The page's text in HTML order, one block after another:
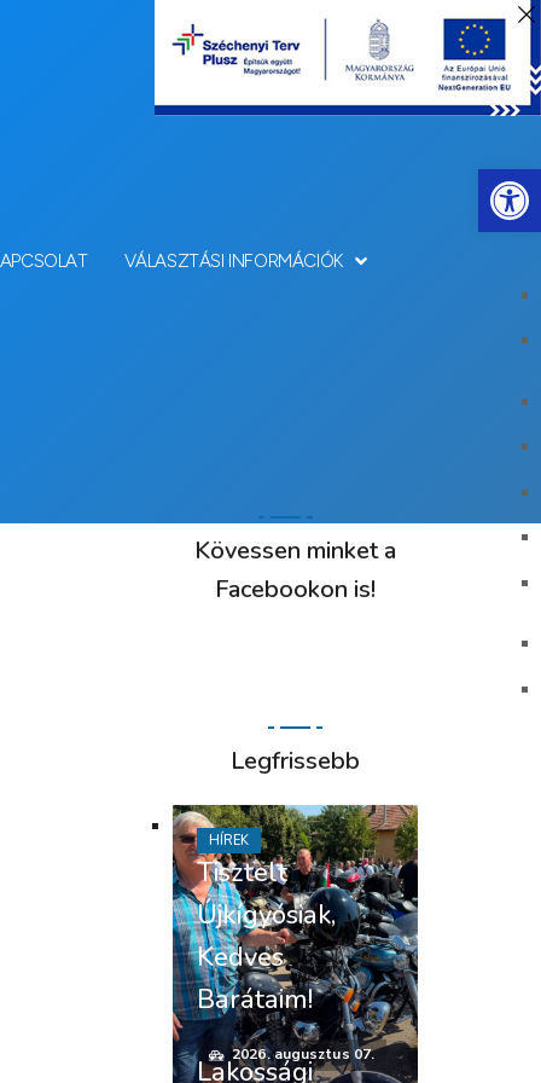
VÁLASZTÁSI INFORMÁCIÓK
Kövessen minket a
Facebookon is!
Legfrissebb
Tisztelt
Újkígyósiak,
Kedves
Barátaim!
2026. augusztus 07.
HÍREK
Lakossági